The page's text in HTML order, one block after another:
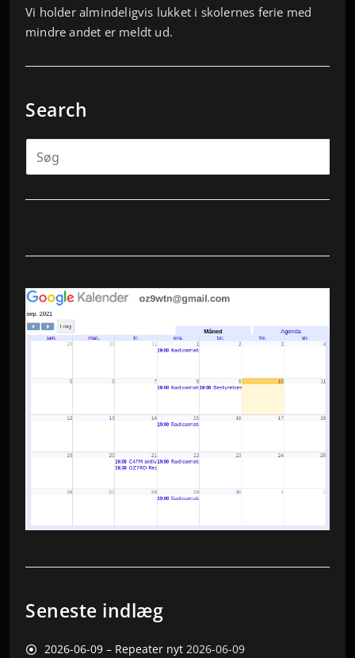
Vi holder almindeligvis lukket i skolernes ferie med
mindre andet er meldt ud.
Search
Seneste indlæg
2026-06-09 – Repeater nyt 2026-06-09